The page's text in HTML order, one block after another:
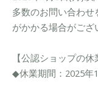
多数のお問い合わ
がかかる場合がござ
【公認ショップの休
◆休業期間：2025年